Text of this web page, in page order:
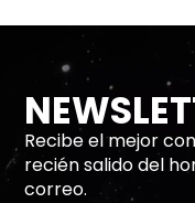
Recibe el mejor
recién salido del
correo.